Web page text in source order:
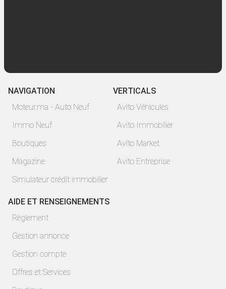
NAVIGATION
Moteur.ma - Auto Neuf
Immo Neuf
Boutiques
Magazine
Simulateur crédit immobilier
VERTICALS
Avito Véhicules
Avito Immobilier
Avito Market
Avito Entreprise
AIDE ET RENSEIGNEMENTS
Règlement
Gestion annonce
Gestion compte
Offres et Services